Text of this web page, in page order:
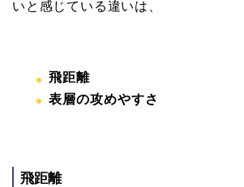
いと感じている違いは、
飛距離
表層の攻めやすさ
飛距離